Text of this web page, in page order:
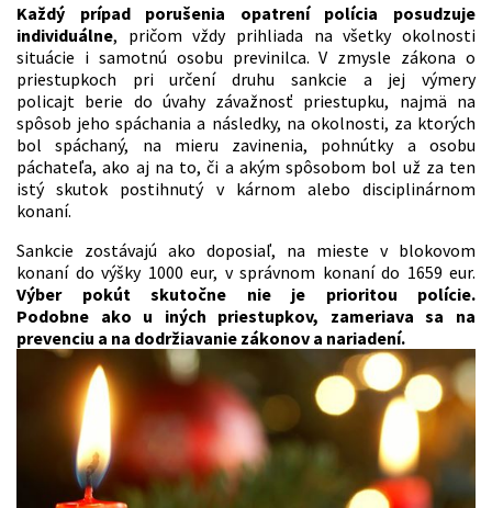
Každý prípad porušenia opatrení polícia posudzuje
individuálne, pričom vždy prihliada na všetky okolnosti
situácie i samotnú osobu previnilca. V zmysle zákona o
priestupkoch pri určení druhu sankcie a jej výmery
policajt berie do úvahy závažnosť priestupku, najmä na
spôsob jeho spáchania a následky, na okolnosti, za ktorých
bol spáchaný, na mieru zavinenia, pohnútky a osobu
páchateľa, ako aj na to, či a akým spôsobom bol už za ten
istý skutok postihnutý v kárnom alebo disciplinárnom
konaní.
Sankcie zostávajú ako doposiaľ, na mieste v blokovom
konaní do výšky 1000 eur, v správnom konaní do 1659 eur.
Výber pokút skutočne nie je prioritou polície.
Podobne ako u iných priestupkov, zameriava sa na
prevenciu a na dodržiavanie zákonov a nariadení.